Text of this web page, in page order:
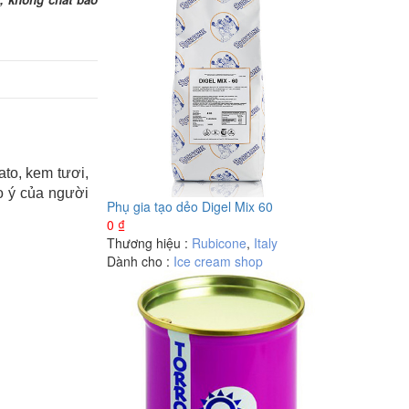
kem tươi,
ý của người
Phụ gia tạo dẻo Digel Mix 60
0 ₫
Thương hiệu : Rubicone, Italy
Dành cho : Ice cream shop